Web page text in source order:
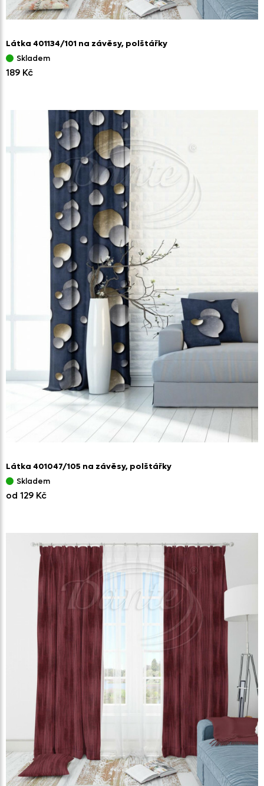
Látka 401134/101 na závěsy, polštářky
Skladem
189 Kč
Látka 401047/105 na závěsy, polštářky
Skladem
od 129 Kč